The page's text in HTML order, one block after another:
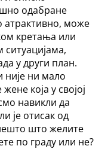
одабране
атрактивно, може
кретања или
у други план.
није ни мало
која у својој
навикли да
је отисак од
што желите
по граду или не?